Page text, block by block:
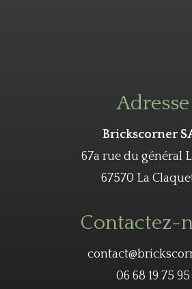
Adresse
Brickscorner
67a rue du général
67570 La
Contactez-
06 68 19 75 95